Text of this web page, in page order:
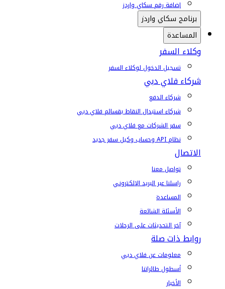
إضافة رقم سكاي واردز
برنامج سكاي واردز
المساعدة
وكلاء السفر
تسجيل الدخول لوكلاء السفر
شركاء فلاي دبي
شركاء الدفع
شركاء استبدال النقاط بقسائم فلاي دبي
سفر الشركات مع فلاي دبي
نظام API وحساب وكيل سفر جديد
الاتصال
تواصل معنا
راسلنا عبر البريد الإلكتروني
المساعدة
الأسئلة الشائعة
آخر التحديثات على الرحلات
روابط ذات صلة
معلومات عن فلاي دبي
أسطول طائراتنا
الأخبار